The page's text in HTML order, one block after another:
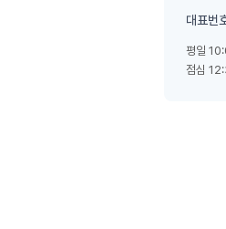
대표번
평일
점심